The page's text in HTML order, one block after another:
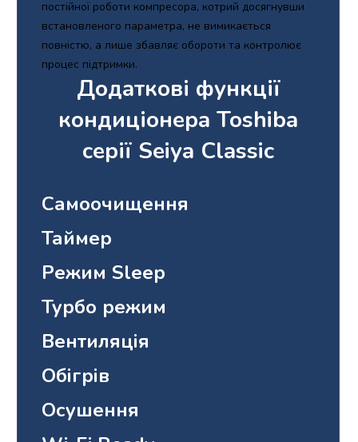
постійної роботи компресора, котрий досягнувши
встановленого параметра, не вимикається
повністю, а лише збавляє обороти та контролює
процес підтримки.
Додаткові функції
кондиціонера Toshiba
серії Seiya Classic
Самоочищення
Таймер
Режим Sleep
Турбо режим
Вентиляція
Обігрів
Осушення